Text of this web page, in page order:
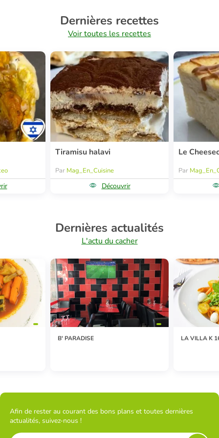
Dernières recettes
Voir toutes les recettes
Tiramisu halavi
Par Mag_En_Cuisine
Découvrir
Le
Par
Dernières actualités
L'actu du cacher
B' PARADISE LA VILLA K
Afin de rester au courant des bons plans et toutes dernières
actualités, suivez-nous !